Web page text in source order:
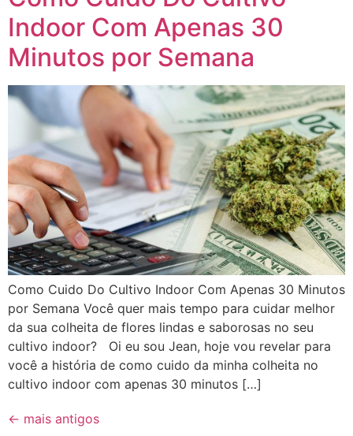
Indoor Com Apenas 30
Minutos por Semana
Como Cuido Do Cultivo Indoor Com Apenas 30 Minutos
por Semana Você quer mais tempo para cuidar melhor
da sua colheita de flores lindas e saborosas no seu
cultivo indoor? Oi eu sou Jean, hoje vou revelar para
você a história de como cuido da minha colheita no
cultivo indoor com apenas 30 minutos […]
← mais antigos